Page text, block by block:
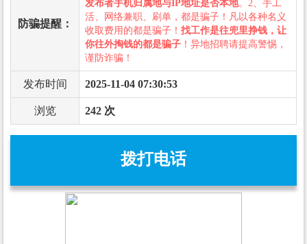
防骗提醒：
发布者手机归属地与IP地址是否本地。2、手工
活、网络兼职、刷单，都是骗子！凡以各种名义
收取费用的都是骗子！ 找工作是往兜里挣钱，让
你往外掏钱的都是骗子 ！异地招聘请提高警惕，
谨防诈骗！
发布时间 2025-11-04 07:30:53
浏览 242 次
拨打电话